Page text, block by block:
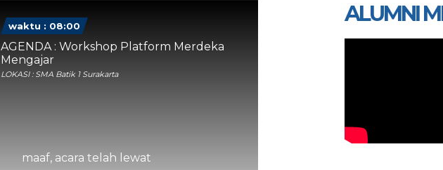
waktu : 08:00
AGENDA : Workshop Platform Merdeka
Mengajar
LOKASI : SMA Batik 1 Surakarta
maaf, acara telah lewat
ALUMNI